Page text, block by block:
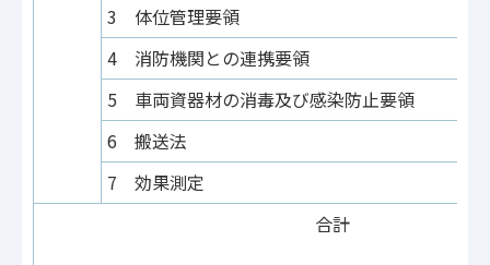
3 体位管理要領
4 消防機関との連携要領
5 車両資器材の消毒及び感染防止要領
6 搬送法
7 効果測定
合計